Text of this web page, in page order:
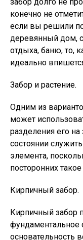
конечно не
если вы решили
деревянный дом,
отдыха, баню, то,
идеально
Забор и растение.
Одним из
может
разделения его
состоянии
элемента,
посторонних
Кирпичный забор.
Кирпичный забор
основательность